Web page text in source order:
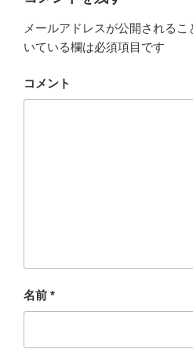
メールアドレスが公開されるこ
いている欄は必須項目です
コメント
名前 *